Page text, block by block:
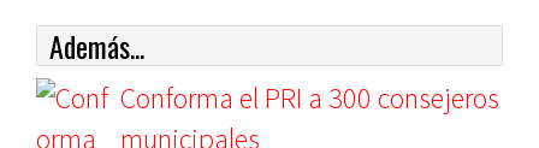
Además...
Conforma el PRI a 300 consejeros
municipales